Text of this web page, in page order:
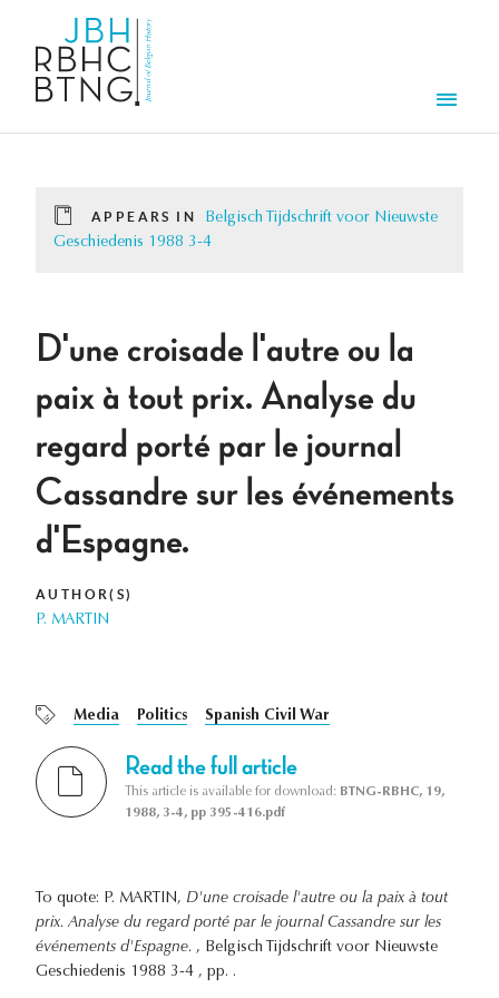
APPEARS IN
Belgisch Tijdschrift voor Nieuwste
Geschiedenis 1988 3-4
D'une croisade l'autre ou la
paix à tout prix. Analyse du
regard porté par le journal
Cassandre sur les événements
d'Espagne.
AUTHOR(S)
P. MARTIN
Media Politics Spanish Civil War
Read the full article
This article is available for download: BTNG-RBHC, 19,
1988, 3-4, pp 395-416.pdf
To quote: P. MARTIN, D'une croisade l'autre ou la paix à tout
prix. Analyse du regard porté par le journal Cassandre sur les
événements d'Espagne. , Belgisch Tijdschrift voor Nieuwste
Geschiedenis 1988 3-4 , pp. .